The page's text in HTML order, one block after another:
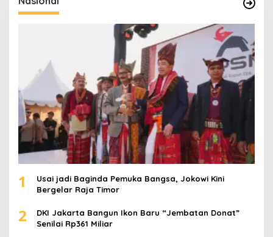
n
t
1
Usai jadi Baginda Pemuka Bangsa, Jokowi Kini
Bergelar Raja Timor
2
DKI Jakarta Bangun Ikon Baru “Jembatan Donat”
Senilai Rp361 Miliar